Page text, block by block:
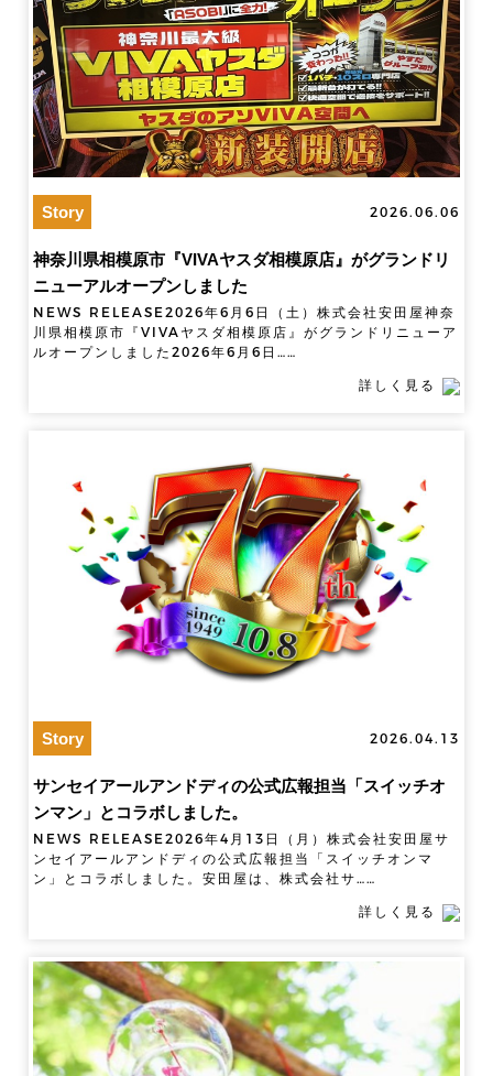
Story 2026.06.06
神奈川県相模原市『VIVAヤスダ相模原店』がグランドリ
ニューアルオープンしました
NEWS RELEASE2026年6月6日（土）株式会社安田屋神奈
川県相模原市『VIVAヤスダ相模原店』がグランドリニューア
ルオープンしました2026年6月6日……
詳しく見る
Story 2026.04.13
サンセイアールアンドディの公式広報担当「スイッチオ
ンマン」とコラボしました。
NEWS RELEASE2026年4月13日（月）株式会社安田屋サ
ンセイアールアンドディの公式広報担当「スイッチオンマ
ン」とコラボしました。安田屋は、株式会社サ……
詳しく見る